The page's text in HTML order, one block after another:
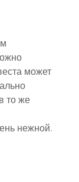
может
то же
нежной.